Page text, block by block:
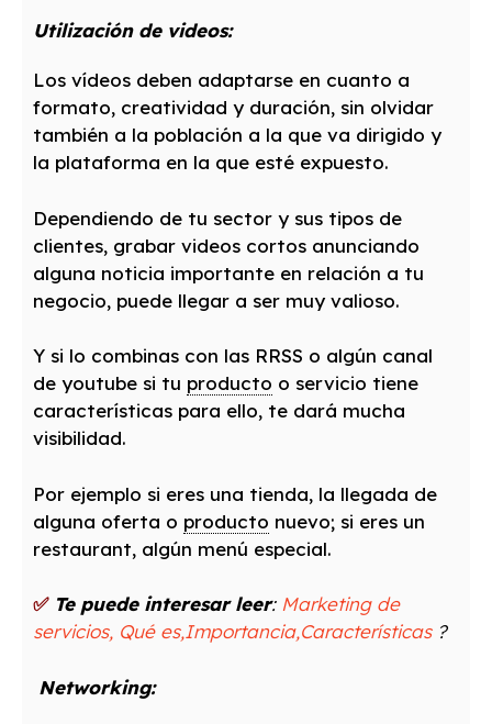
Utilización de videos:
Los vídeos deben adaptarse en cuanto a
formato, creatividad y duración, sin olvidar
también a la población a la que va dirigido y
la plataforma en la que esté expuesto.
Dependiendo de tu sector y sus tipos de
clientes, grabar videos cortos anunciando
alguna noticia importante en relación a tu
negocio, puede llegar a ser muy valioso.
Y si lo combinas con las RRSS o algún canal
de youtube si tu producto o servicio tiene
características para ello, te dará mucha
visibilidad.
Por ejemplo si eres una tienda, la llegada de
alguna oferta o producto nuevo; si eres un
restaurant, algún menú especial.
✅ Te puede interesar leer: Marketing de
servicios, Qué es,Importancia,Características?
Networking: